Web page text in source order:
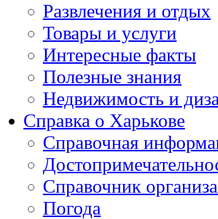
Развлечения и отдых
Товары и услуги
Интересные факты
Полезные знания
Недвижимость и
Справка о Харькове
Справочная
Справочник
Погода